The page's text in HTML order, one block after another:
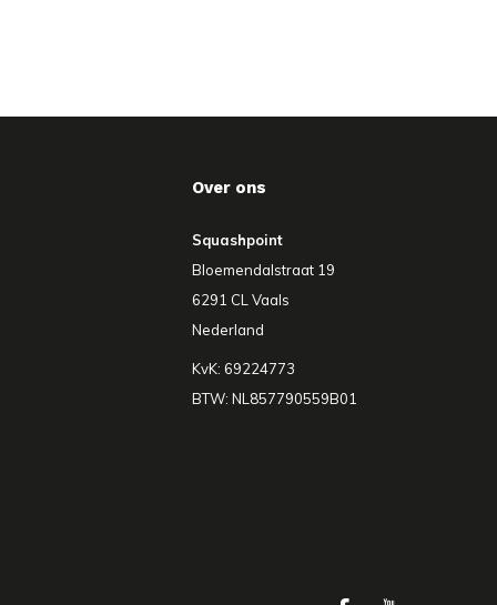
Over ons
Squashpoint
Bloemendalstraat 19
6291 CL Vaals
Nederland
KvK: 69224773
BTW: NL857790559B01